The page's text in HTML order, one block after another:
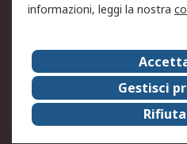
Chi Siamo
Chi Siamo
Supporto
Carriere
Press Centre
informazioni, leggi la nostra
Gestisci